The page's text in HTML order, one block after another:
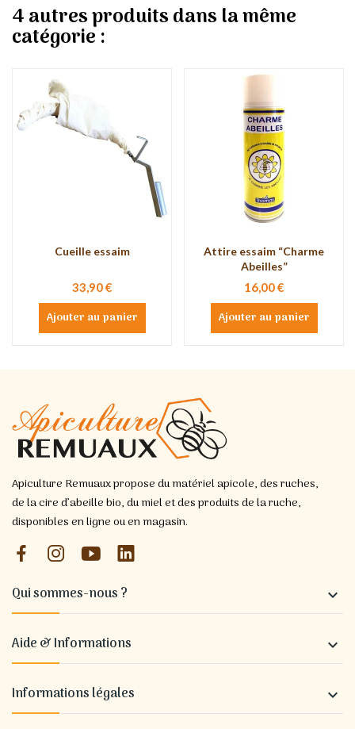
4 autres produits dans la même
catégorie :
Cueille essaim
33,90 €
Ajouter au panier
Attire essaim “Charme
Abeilles”
16,00 €
Ajouter au panier
Apiculture Remuaux propose du matériel apicole, des ruches,
de la cire d’abeille bio, du miel et des produits de la ruche,
disponibles en ligne ou en magasin.
Qui sommes-nous ? 
Aide & Informations 
Informations légales 